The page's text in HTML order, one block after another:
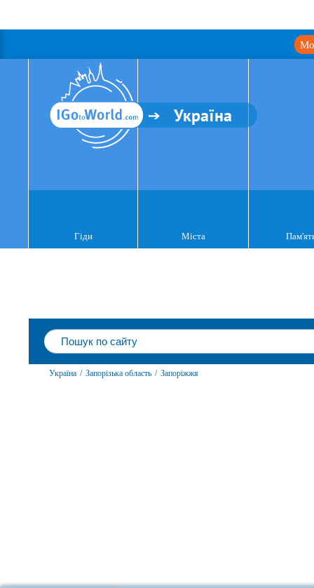
Україна
Гіди Міста
Україна / Запорізька область / Запоріжжя